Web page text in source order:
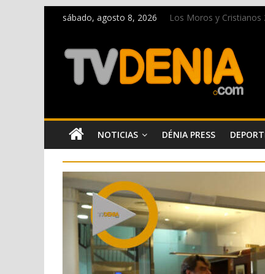
sábado, agosto 8, 2026
Los Moros y Cristianos
Paco Adsuar dona al
La Entraeta Festera
El XII Festival de Jazz
NOTICIAS DÉNIA PRESS